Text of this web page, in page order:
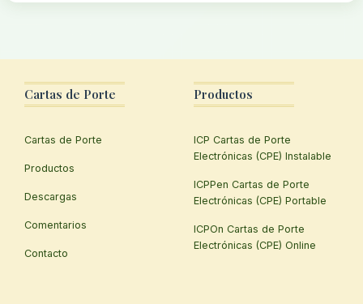
Cartas de Porte
Cartas de Porte
Productos
Descargas
Comentarios
Contacto
Productos
ICP Cartas de Porte
Electrónicas (CPE) Instalable
ICPPen Cartas de Porte
Electrónicas (CPE) Portable
ICPOn Cartas de Porte
Electrónicas (CPE) Online